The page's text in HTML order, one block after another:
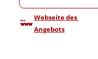
Webseite des
Angebots